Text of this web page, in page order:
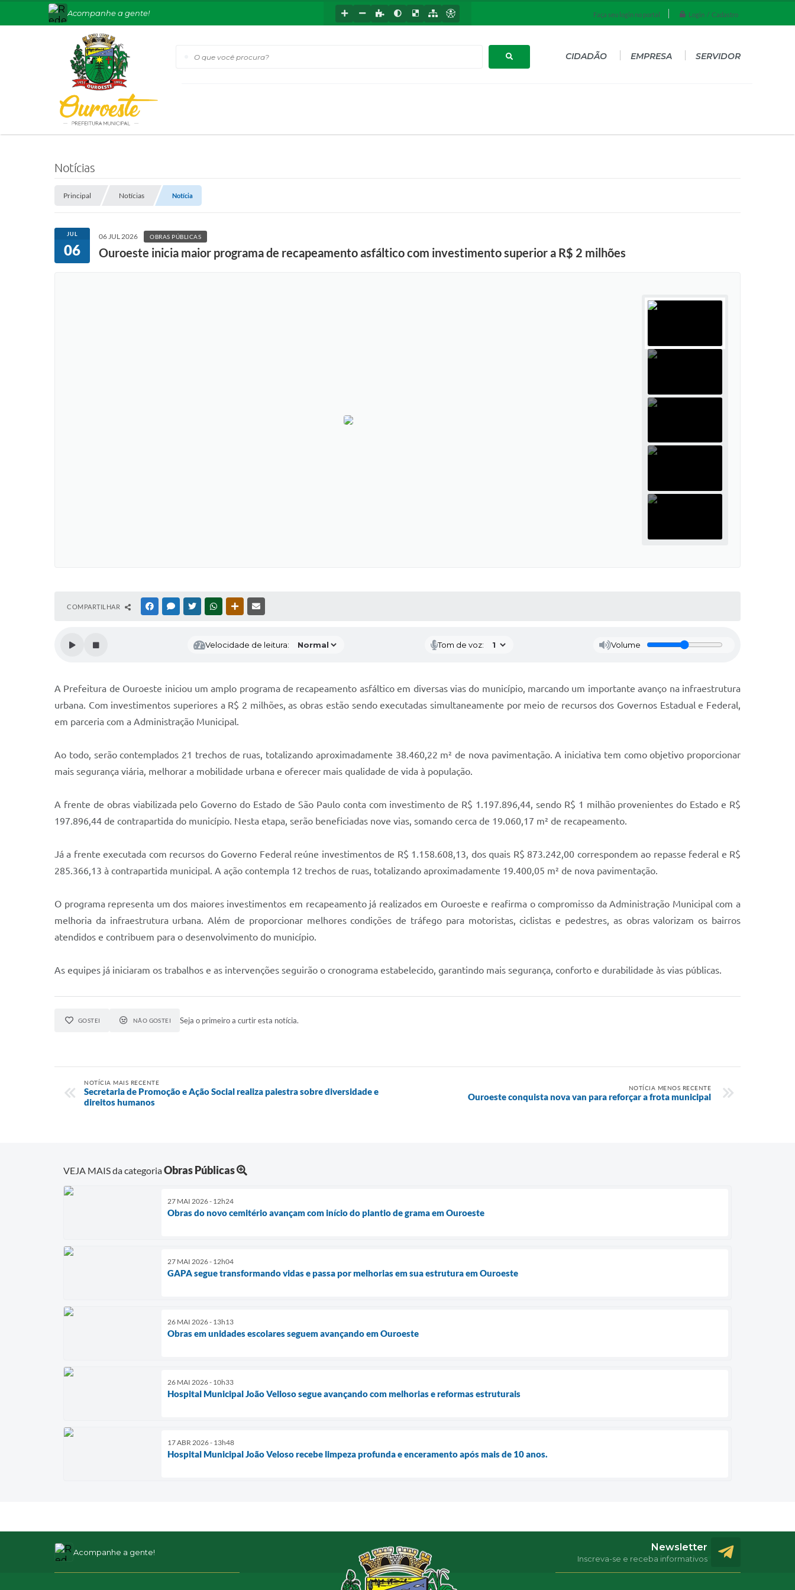
Faça seu login no portal Login / Cadastro
O que você procura?
Acompanhe a gente!
CIDADÃO EMPRESA SERVIDOR
Notícias
Principal Notícias Notícia
JUL
06
06 JUL 2026 OBRAS PÚBLICAS
Ouroeste inicia maior programa de recapeamento asfáltico com investimento superior a R$ 2 milhões
COMPARTILHAR FACEBOOKMESSENGER
TWITTERWHATSAPPOUTRAS MÍDIAS
Velocidade de leitura: Tom de voz: Volume
A Prefeitura de Ouroeste iniciou um amplo programa de recapeamento asfáltico em diversas vias do município, marcando um importante avanço na infraestrutura
urbana. Com investimentos superiores a R$ 2 milhões, as obras estão sendo executadas simultaneamente por meio de recursos dos Governos Estadual e Federal,
em parceria com a Administração Municipal.
Ao todo, serão contemplados 21 trechos de ruas, totalizando aproximadamente 38.460,22 m² de nova pavimentação. A iniciativa tem como objetivo proporcionar
mais segurança viária, melhorar a mobilidade urbana e oferecer mais qualidade de vida à população.
A frente de obras viabilizada pelo Governo do Estado de São Paulo conta com investimento de R$ 1.197.896,44, sendo R$ 1 milhão provenientes do Estado e R$
197.896,44 de contrapartida do município. Nesta etapa, serão beneficiadas nove vias, somando cerca de 19.060,17 m² de recapeamento.
Já a frente executada com recursos do Governo Federal reúne investimentos de R$ 1.158.608,13, dos quais R$ 873.242,00 correspondem ao repasse federal e R$
285.366,13 à contrapartida municipal. A ação contempla 12 trechos de ruas, totalizando aproximadamente 19.400,05 m² de nova pavimentação.
O programa representa um dos maiores investimentos em recapeamento já realizados em Ouroeste e reafirma o compromisso da Administração Municipal com a
melhoria da infraestrutura urbana. Além de proporcionar melhores condições de tráfego para motoristas, ciclistas e pedestres, as obras valorizam os bairros
atendidos e contribuem para o desenvolvimento do município.
As equipes já iniciaram os trabalhos e as intervenções seguirão o cronograma estabelecido, garantindo mais segurança, conforto e durabilidade às vias públicas.
GOSTEI NÃO GOSTEI Seja o primeiro a curtir esta notícia.
NOTÍCIA MAIS RECENTE
Secretaria de Promoção e Ação Social realiza palestra sobre diversidade e
direitos humanos
NOTÍCIA MENOS RECENTE
Ouroeste conquista nova van para reforçar a frota municipal
VEJA MAIS da categoriaObras Públicas
27 MAI 2026 - 12h24
Obras do novo cemitério avançam com início do plantio de grama em Ouroeste
27 MAI 2026 - 12h04
GAPA segue transformando vidas e passa por melhorias em sua estrutura em Ouroeste
26 MAI 2026 - 13h13
Obras em unidades escolares seguem avançando em Ouroeste
26 MAI 2026 - 10h33
Hospital Municipal João Velloso segue avançando com melhorias e reformas estruturais
17 ABR 2026 - 13h48
Hospital Municipal João Veloso recebe limpeza profunda e enceramento após mais de 10 anos.
Acompanhe a gente! Newsletter
Inscreva-se e receba informativos